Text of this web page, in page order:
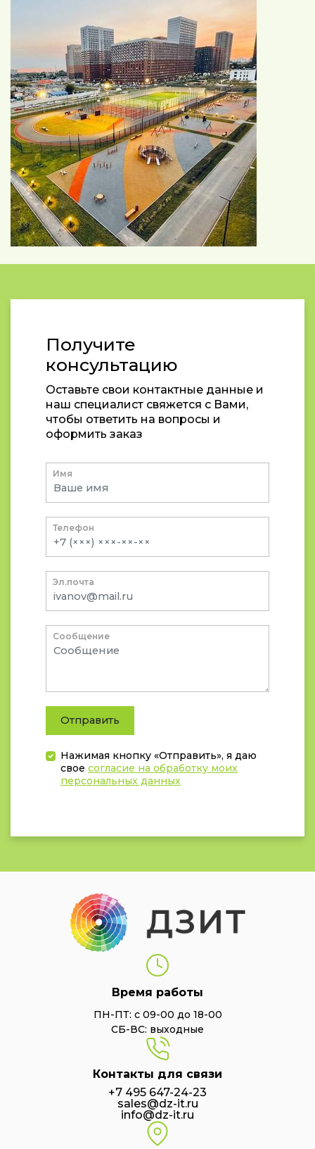
Получите
консультацию
Оставьте свои контактные данные и
наш специалист свяжется с Вами,
чтобы ответить на вопросы и
оформить заказ
Имя
Телефон
Эл.почта
Сообщение
Отправить
Нажимая кнопку «Отправить», я даю
свое согласие на обработку моих
персональных данных
Время работы
ПН-ПТ: с 09-00 до 18-00
СБ-ВС: выходные
Контакты для связи
+7 495 647-24-23
sales@dz-it.ru
info@dz-it.ru